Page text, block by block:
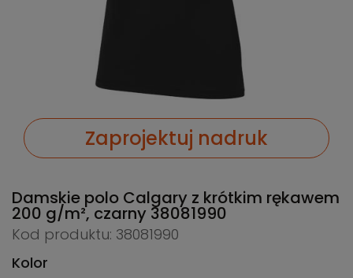
Zaprojektuj nadruk
Damskie polo Calgary z krótkim rękawem
200 g/m², czarny 38081990
Kod produktu: 38081990
Kolor